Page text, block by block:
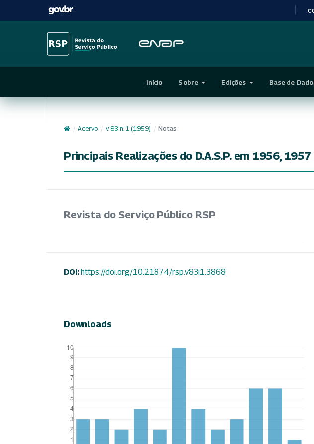
Início Sobre Edições Base de
/ Acervo / v. 83 n. 1 (1959) / Notas
Principais Realizações do D.A.S.P. em 1956,
Revista do Serviço Público RSP
DOI:https://doi.org/10.21874/rsp.v83i1.3868
Downloads